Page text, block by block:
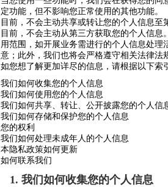
定功能，但不影响您正常使用的其他功能。
目前，不会主动共享或转让您的个人信息至
目前，不会主动从第三方获取您的个人信
用范围，如开展业务需进行的个人信息处
意；此外，我们也将会严格遵守相关法律法
如您想了解更加详尽的信息，请根据以下索
我们如何收集您的个人信息
我们如何使用您的个人信息
我们如何共享、转让、公开披露您的个人信
我们如何存储和保护您的个人信息
您的权利
我们如何处理未成年人的个人信息
本隐私政策如何更新
如何联系我们
1. 我们如何收集您的个人信息